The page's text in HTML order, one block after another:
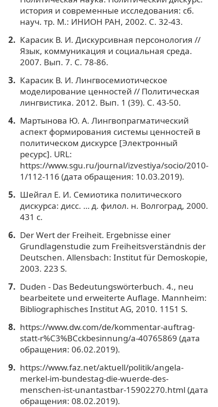
история и современные исследования: сб.
науч. тр. М.: ИНИОН РАН, 2002. С. 32-43.
Карасик В. И. Дискурсивная персонология //
Язык, коммуникация и социальная среда.
2007. Вып. 7. С. 78-86.
Карасик В. И. Лингвосемиотическое
моделирование ценностей // Политическая
лингвистика. 2012. Вып. 1 (39). С. 43-50.
Мартынова Ю. А. Лингвопрагматический
аспект формирования системы ценностей в
политическом дискурсе [Электронный
ресурс]. URL:
https://www.sgu.ru/journal/izvestiya/socio/2010-
1/112-116 (дата обращения: 10.03.2019).
Шейгал Е. И. Семиотика политического
дискурса: дисс. … д. филол. н. Волгоград, 2000.
431 с.
Der Wert der Freiheit. Ergebnisse einer
Grundlagenstudie zum Freiheitsverständnis der
Deutschen. Allensbach: Institut für Demoskopie,
2003. 223 S.
Duden - Das Bedeutungswörterbuch. 4., neu
bearbeitete und erweiterte Auflage. Mannheim:
Bibliographisches Institut AG, 2010. 1151 S.
https://www.dw.com/de/kommentar-auftrag-
statt-r%C3%BCckbesinnung/a-40765869 (дата
обращения: 06.02.2019).
https://www.faz.net/aktuell/politik/angela-
merkel-im-bundestag-die-wuerde-des-
menschen-ist-unantastbar-15902270.html (дата
обращения: 08.02.2019).